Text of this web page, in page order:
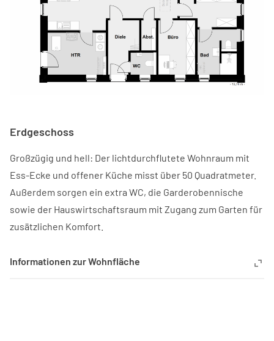
Erdgeschoss
Großzügig und hell: Der lichtdurchflutete Wohnraum mit
Ess-Ecke und offener Küche misst über 50 Quadratmeter.
Außerdem sorgen ein extra WC, die Garderobennische
sowie der Hauswirtschaftsraum mit Zugang zum Garten für
zusätzlichen Komfort.
Informationen zur Wohnfläche